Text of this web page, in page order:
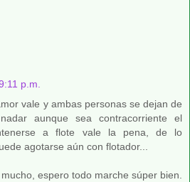
p.m.
vale y ambas personas se dejan de
aunque sea contracorriente el
a flote vale la pena, de lo
agotarse aún con flotador...
espero todo marche súper bien.